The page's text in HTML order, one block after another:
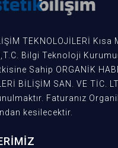
TEKNOLOJİLERİ Kısa
Bilgi Teknoloji
Sahip ORGANİK
BİLİŞİM SAN. VE TİC.
Faturanız
kesilecektir.